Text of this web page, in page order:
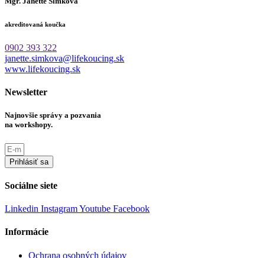
akreditovaná koučka
0902 393 322
janette.simkova@lifekoucing.sk
www.lifekoucing.sk
Newsletter
Najnovšie správy a pozvania
na workshopy.
Prihlásiť sa
Sociálne siete
Linkedin InstagramYoutube Facebook
Informácie
Ochrana osobných údajov